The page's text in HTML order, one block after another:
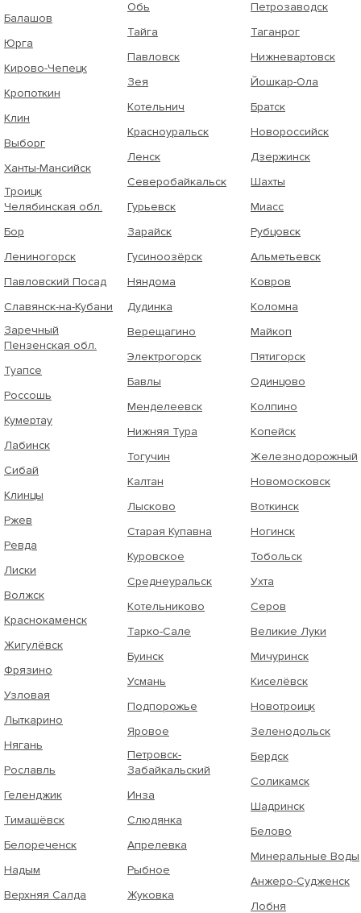
Балашов
Юрга
Кирово-Чепецк
Кропоткин
Клин
Выборг
Ханты-Мансийск
Троицк
Челябинская обл.
Бор
Лениногорск
Павловский Посад
Славянск-на-Кубани
Заречный
Пензенская обл.
Туапсе
Россошь
Кумертау
Лабинск
Сибай
Клинцы
Ржев
Ревда
Лиски
Волжск
Краснокаменск
Жигулёвск
Фрязино
Узловая
Лыткарино
Нягань
Рославль
Геленджик
Тимашёвск
Белореченск
Надым
Верхняя Салда
Обь
Тайга
Павловск
Зея
Котельнич
Красноуральск
Ленск
Северобайкальск
Гурьевск
Зарайск
Гусиноозёрск
Няндома
Дудинка
Верещагино
Электрогорск
Бавлы
Менделеевск
Нижняя Тура
Тогучин
Калтан
Лысково
Старая Купавна
Куровское
Среднеуральск
Котельниково
Тарко-Сале
Буинск
Усмань
Подпорожье
Яровое
Петровск-
Забайкальский
Инза
Слюдянка
Апрелевка
Рыбное
Жуковка
Петрозаводск
Таганрог
Нижневартовск
Йошкар-Ола
Братск
Новороссийск
Дзержинск
Шахты
Миасс
Рубцовск
Альметьевск
Ковров
Коломна
Майкоп
Пятигорск
Одинцово
Колпино
Копейск
Железнодорожный
Новомосковск
Воткинск
Ногинск
Тобольск
Ухта
Серов
Великие Луки
Мичуринск
Киселёвск
Новотроицк
Зеленодольск
Бердск
Соликамск
Шадринск
Белово
Минеральные Воды
Анжеро-Судженск
Лобня